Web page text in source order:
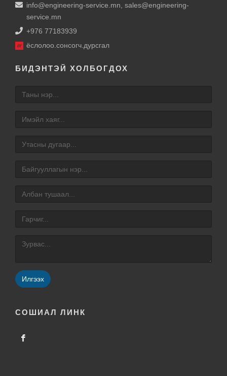
info@engineering-service.mn sales@engineering-
service.mn
+976 77183939
ёслолоо.сонсогч.дурсгал
БИДЭНТЭЙ ХОЛБОГДОХ
Илгээх
СОШИАЛ ЛИНК